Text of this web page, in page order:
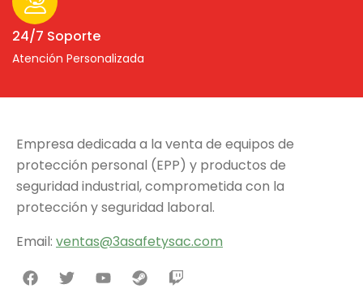
24/7 Soporte
Atención Personalizada
Empresa dedicada a la venta de equipos de
protección personal (EPP) y productos de
seguridad industrial, comprometida con la
protección y seguridad laboral.
Email: ventas@3asafetysac.com